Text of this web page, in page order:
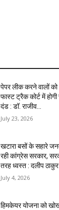
पेपर लीक करने वालों को
फास्ट ट्रैक कोर्ट में
दंड : डॉ. राजीव...
July 23, 2026
खटारा बसों के सहारे
रही कांग्रेस सरकार,
तरह ध्वस्त : दलीप ठाकुर
July 4, 2026
हिमकेयर योजना को